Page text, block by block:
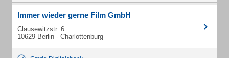
Immer wieder gerne Film GmbH
Clausewitzstr. 6
10629 Berlin - Charlottenburg